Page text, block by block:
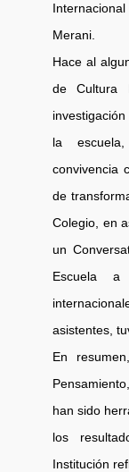
Merani.
Hace al
de Cultura
la
convivencia
de
Colegio, en
un
Escuela a
asistentes,
En
han sido
los
Institución